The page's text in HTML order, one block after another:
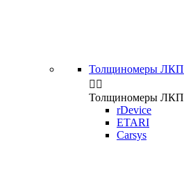
Толщиномеры ЛКП
 
Толщиномеры ЛКП
rDevice
ETARI
Carsys